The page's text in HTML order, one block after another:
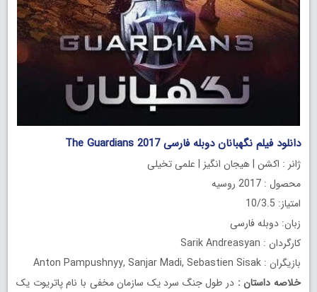
دانلود فیلم نگهبانان دوبله فارسی The Guardians 2017
ژانر : اکشن | هیجان انگیز | علمی تخیلی
محصول : 2017 روسیه
امتیاز: 10/3.5
زبان: دوبله فارسی
کارگردان : Sarik Andreasyan
بازیگران : Anton Pampushnyy, Sanjar Madi, Sebastien Sisak
خلاصه داستان : در طول جنگ سرد یک سازمان مخفی با نام پاتریوت یک